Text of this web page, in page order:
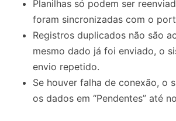
Planilhas só podem ser
foram sincronizadas com o
Registros duplicados não são
mesmo dado já foi enviado, o
envio repetido.
Se houver falha de conexão, o
os dados em “Pendentes” até